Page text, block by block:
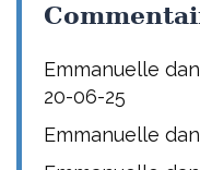
Emmanuelle
20-06-25
Emmanuelle